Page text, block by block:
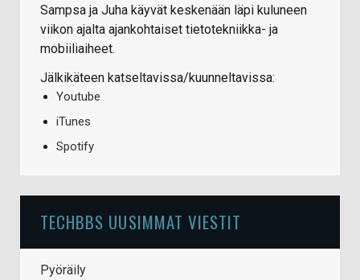
Sampsa ja Juha käyvät keskenään läpi kuluneen
viikon ajalta ajankohtaiset tietotekniikka- ja
mobiiliaiheet.
Jälkikäteen katseltavissa/kuunneltavissa:
Youtube
iTunes
Spotify
TECHBBS UUSIMMAT VIESTIT
Pyöräily